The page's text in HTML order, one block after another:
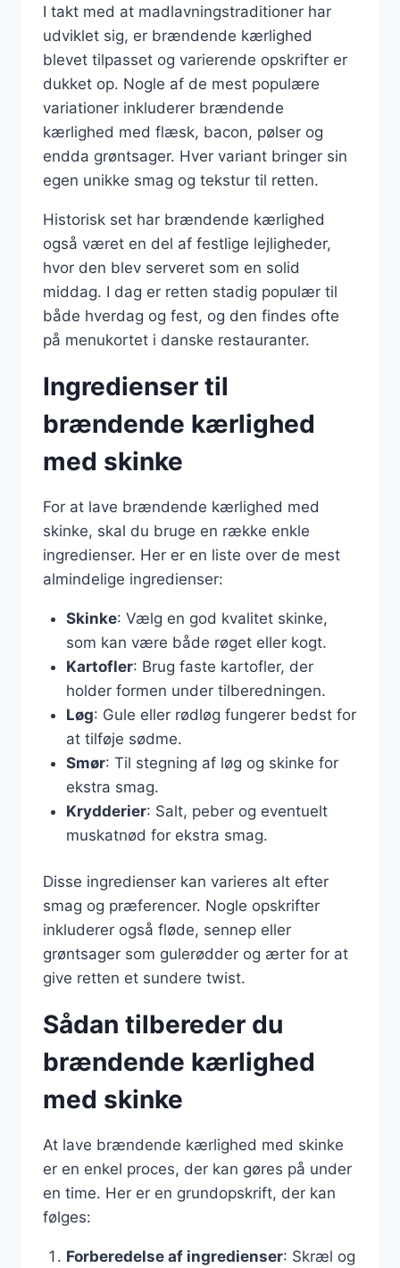
I takt med at madlavningstraditioner har
udviklet sig, er brændende kærlighed
blevet tilpasset og varierende opskrifter er
dukket op. Nogle af de mest populære
variationer inkluderer brændende
kærlighed med flæsk, bacon, pølser og
endda grøntsager. Hver variant bringer sin
egen unikke smag og tekstur til retten.
Historisk set har brændende kærlighed
også været en del af festlige lejligheder,
hvor den blev serveret som en solid
middag. I dag er retten stadig populær til
både hverdag og fest, og den findes ofte
på menukortet i danske restauranter.
Ingredienser til
brændende kærlighed
med skinke
For at lave brændende kærlighed med
skinke, skal du bruge en række enkle
ingredienser. Her er en liste over de mest
almindelige ingredienser:
Skinke: Vælg en god kvalitet skinke,
som kan være både røget eller kogt.
Kartofler: Brug faste kartofler, der
holder formen under tilberedningen.
Løg: Gule eller rødløg fungerer bedst for
at tilføje sødme.
Smør: Til stegning af løg og skinke for
ekstra smag.
Krydderier: Salt, peber og eventuelt
muskatnød for ekstra smag.
Disse ingredienser kan varieres alt efter
smag og præferencer. Nogle opskrifter
inkluderer også fløde, sennep eller
grøntsager som gulerødder og ærter for at
give retten et sundere twist.
Sådan tilbereder du
brændende kærlighed
med skinke
At lave brændende kærlighed med skinke
er en enkel proces, der kan gøres på under
en time. Her er en grundopskrift, der kan
følges:
Forberedelse af ingredienser: Skræl og